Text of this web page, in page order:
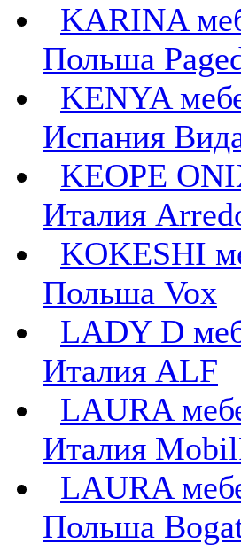
KARINA
Польша
KENYA
Испания
KEOPE
Италия
KOKESHI
Польша Vox
LADY D
Италия ALF
LAURA
Италия
LAURA
Польша